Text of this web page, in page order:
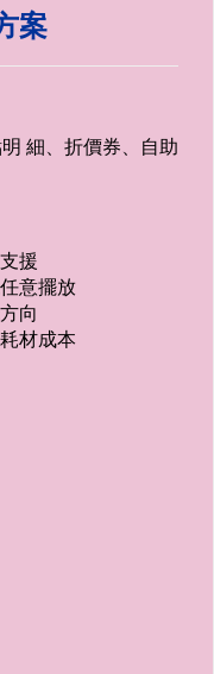
案
細、折價券、自助
援
意擺放
向
材成本